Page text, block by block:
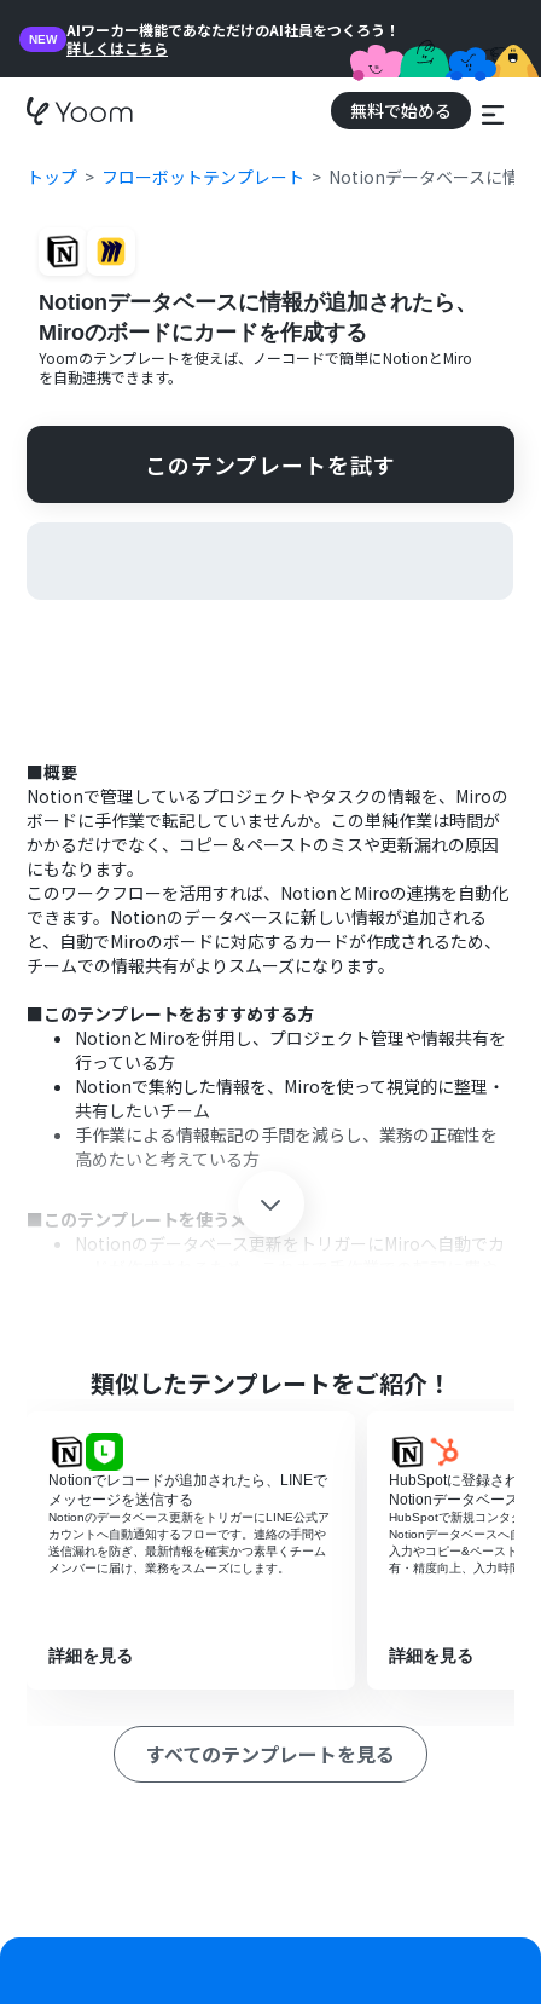
NEW
AIワーカー機能であなただけのAI社員をつくろう！
詳しくはこちら
無料で始める
トップ フローボットテンプレート Notionデータベースに情
Notionデータベースに情報が追加されたら、
Miroのボードにカードを作成する
Yoomのテンプレートを使えば、ノーコードで簡単にNotionとMiro
を自動連携できます。
このテンプレートを試す
■概要
Notionで管理しているプロジェクトやタスクの情報を、Miroの
ボードに手作業で転記していませんか。この単純作業は時間が
かかるだけでなく、コピー＆ペーストのミスや更新漏れの原因
にもなります。
このワークフローを活用すれば、NotionとMiroの連携を自動化
できます。Notionのデータベースに新しい情報が追加される
と、自動でMiroのボードに対応するカードが作成されるため、
チームでの情報共有がよりスムーズになります。
■このテンプレートをおすすめする方
NotionとMiroを併用し、プロジェクト管理や情報共有を
行っている方
Notionで集約した情報を、Miroを使って視覚的に整理・
共有したいチーム
手作業による情報転記の手間を減らし、業務の正確性を
高めたいと考えている方
■このテンプレートを使うメリット
Notionのデータベース更新をトリガーにMiroへ自動でカ
はじめに、NotionとMiroをYoomと連携します。
次に、トリガーでNotionを選択し、「特定のデータソー
スのページが作成・更新されたら」というアクションを設
定します。
次に、オペレーションで、新規ページ作成時のみ後続処理
に進むように設定します。
します。
最後に、オペレーションでMiroの「ボードにカードを作
※「トリガー」：フロー起動のきっかけとなるアクション、「オ
ペレーション」：トリガー起動後、フロー内で処理を行うアク
ードを表示する座標位置、背景色などを自由に設定でき
類似したテンプレートをご紹介！
Notionでレコードが追加されたら、LINEで
メッセージを送信する
Notionのデータベース更新をトリガーにLINE公式ア
カウントへ自動通知するフローです。連絡の手間や
送信漏れを防ぎ、最新情報を確実かつ素早くチーム
メンバーに届け、業務をスムーズにします。
詳細を見る
HubSpotに登録された
Notionデータベースへ
HubSpotで新規コンタクト
Notionデータベースへ自動
入力やコピー&ペーストを
有・精度向上、入力時間の
詳細を見る
すべてのテンプレートを見る